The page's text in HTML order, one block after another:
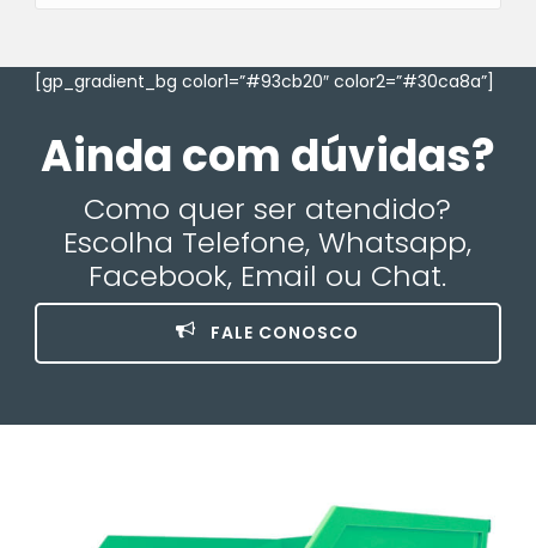
[gp_gradient_bg color1=”#93cb20″ color2=”#30ca8a”]
Ainda com dúvidas?
Como quer ser atendido?
Escolha Telefone, Whatsapp,
Facebook, Email ou Chat.
FALE CONOSCO